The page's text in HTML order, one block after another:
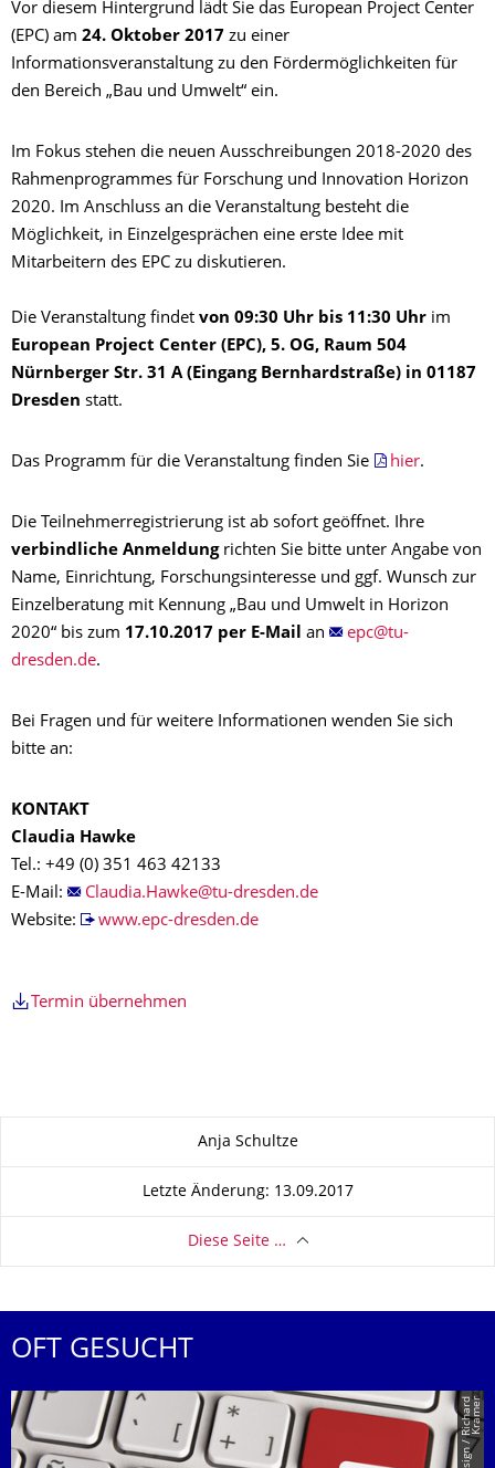
Vor diesem Hintergrund lädt Sie das European Project Center
(EPC) am 24. Oktober 2017 zu einer
Informationsveranstaltung zu den Fördermöglichkeiten für
den Bereich „Bau und Umwelt“ ein.
Im Fokus stehen die neuen Ausschreibungen 2018-2020 des
Rahmenprogrammes für Forschung und Innovation Horizon
2020. Im Anschluss an die Veranstaltung besteht die
Möglichkeit, in Einzelgesprächen eine erste Idee mit
Mitarbeitern des EPC zu diskutieren.
Die Veranstaltung findet von 09:30 Uhr bis 11:30 Uhr im
European Project Center (EPC), 5. OG, Raum 504
Nürnberger Str. 31 A (Eingang Bernhardstraße) in 01187
Dresden statt.
Das Programm für die Veranstaltung finden Sie hier.
Die Teilnehmerregistrierung ist ab sofort geöffnet. Ihre
verbindliche Anmeldungrichten Sie bitte unter Angabe von
Name, Einrichtung, Forschungsinteresse und ggf. Wunsch zur
Einzelberatung mit Kennung „Bau und Umwelt in Horizon
2020“ bis zum 17.10.2017 per E-Mail an
.
Bei Fragen und für weitere Informationen wenden Sie sich
bitte an:
KONTAKT
Claudia Hawke
Tel.: +49 (0) 351 463 42133
E-Mail:
Website:
www.epc-dresden.de
Termin übernehmen
Anja Schultze
Letzte Änderung: 13.09.2017
Diese Seite …
OFT GESUCHT
r